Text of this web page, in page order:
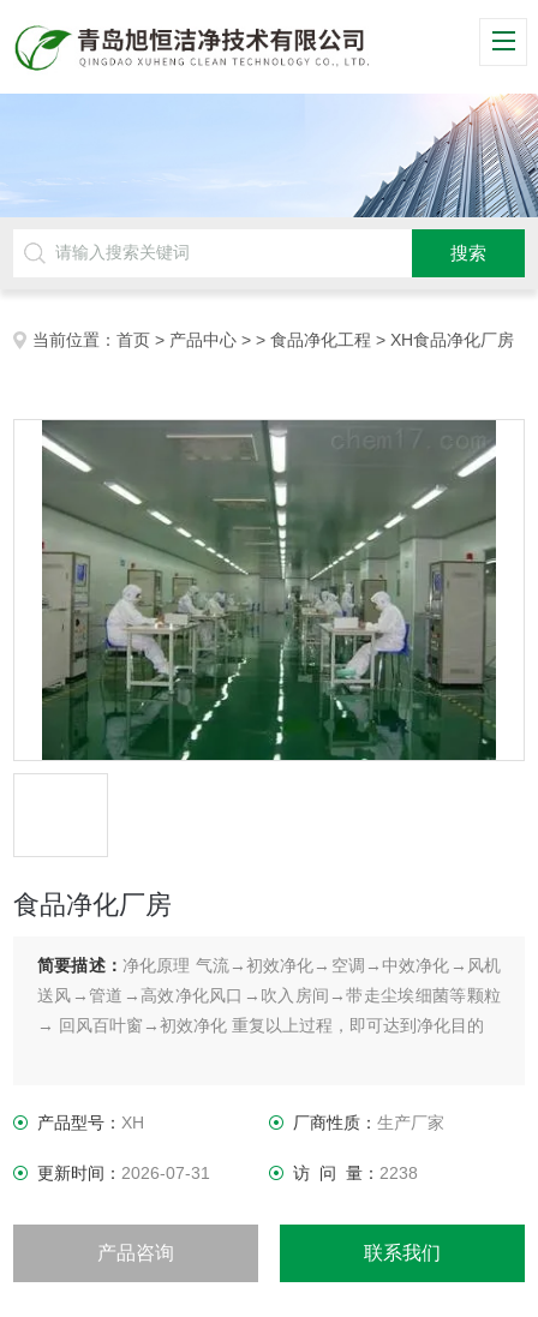
当前位置：首页 > 产品中心 > >食品净化工程 > XH食品净化厂房
食品净化厂房
简要描述： 净化原理 气流→初效净化→空调→中效净化→风机
送风→管道→高效净化风口→吹入房间→带走尘埃细菌等颗粒
→ 回风百叶窗→初效净化 重复以上过程，即可达到净化目的
产品型号：XH 厂商性质： 生产厂家
更新时间：2026-07-31 访 问 量： 2238
产品咨询 联系我们